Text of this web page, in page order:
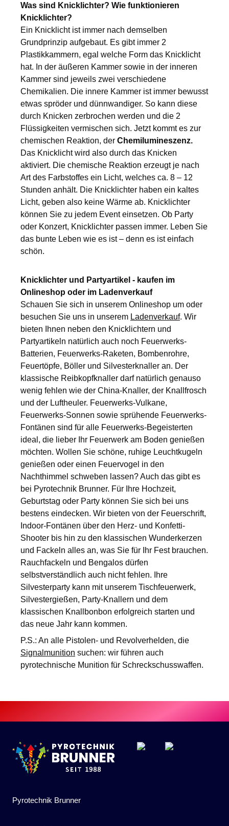
Was sind Knicklichter? Wie funktionieren
Knicklichter?
Ein Knicklicht ist immer nach demselben
Grundprinzip aufgebaut. Es gibt immer 2
Plastikkammern, egal welche Form das Knicklicht
hat. In der äußeren Kammer sowie in der inneren
Kammer sind jeweils zwei verschiedene
Chemikalien. Die innere Kammer ist immer bewusst
etwas spröder und dünnwandiger. So kann diese
durch Knicken zerbrochen werden und die 2
Flüssigkeiten vermischen sich. Jetzt kommt es zur
chemischen Reaktion, der Chemilumineszenz.
Das Knicklicht wird also durch das Knicken
aktiviert. Die chemische Reaktion erzeugt je nach
Art des Farbstoffes ein Licht, welches ca. 8 – 12
Stunden anhält. Die Knicklichter haben ein kaltes
Licht, geben also keine Wärme ab. Knicklichter
können Sie zu jedem Event einsetzen. Ob Party
oder Konzert, Knicklichter passen immer. Leben Sie
das bunte Leben wie es ist – denn es ist einfach
schön.
Knicklichter und Partyartikel - kaufen im
Onlineshop oder im Ladenverkauf
Schauen Sie sich in unserem Onlineshop um oder
besuchen Sie uns in unserem Ladenverkauf. Wir
bieten Ihnen neben den Knicklichtern und
Partyartikeln natürlich auch noch Feuerwerks-
Batterien, Feuerwerks-Raketen, Bombenrohre,
Feuertöpfe, Böller und Silvesterknaller an. Der
klassische Reibkopfknaller darf natürlich genauso
wenig fehlen wie der China-Knaller, der Knallfrosch
und der Luftheuler. Feuerwerks-Vulkane,
Feuerwerks-Sonnen sowie sprühende Feuerwerks-
Fontänen sind für alle Feuerwerks-Begeisterten
ideal, die lieber Ihr Feuerwerk am Boden genießen
möchten. Wollen Sie schöne, ruhige Leuchtkugeln
genießen oder einen Feuervogel in den
Nachthimmel schweben lassen? Auch das gibt es
bei Pyrotechnik Brunner. Für Ihre Hochzeit,
Geburtstag oder Party können Sie sich bei uns
bestens eindecken. Wir bieten von der Feuerschrift,
Indoor-Fontänen über den Herz- und Konfetti-
Shooter bis hin zu den klassischen Wunderkerzen
und Fackeln alles an, was Sie für Ihr Fest brauchen.
Rauchfackeln und Bengalos dürfen
selbstverständlich auch nicht fehlen. Ihre
Silvesterparty kann mit unserem Tischfeuerwerk,
Silvestergießen, Party-Knallern und dem
klassischen Knallbonbon erfolgreich starten und
das neue Jahr kann kommen.
P.S.: An alle Pistolen- und Revolverhelden, die
Signalmunition suchen: wir führen auch
pyrotechnische Munition für Schreckschusswaffen.
Pyrotechnik Brunner